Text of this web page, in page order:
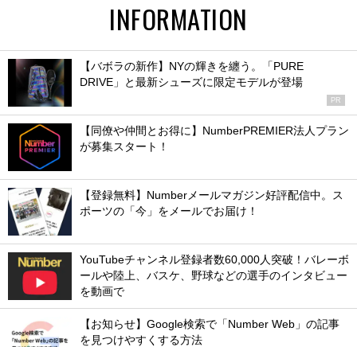
INFORMATION
【バボラの新作】NYの輝きを纏う。「PURE
DRIVE」と最新シューズに限定モデルが登場
PR
【同僚や仲間とお得に】NumberPREMIER法人プラン
が募集スタート！
【登録無料】Numberメールマガジン好評配信中。ス
ポーツの「今」をメールでお届け！
YouTubeチャンネル登録者数60,000人突破！バレーボ
ールや陸上、バスケ、野球などの選手のインタビュー
を動画で
【お知らせ】Google検索で「Number Web」の記事
を見つけやすくする方法